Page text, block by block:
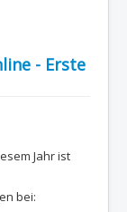
- Erste
Jahr ist
bei: